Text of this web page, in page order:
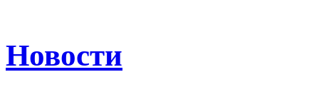
Новости